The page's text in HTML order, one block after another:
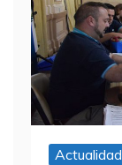
Actualidad